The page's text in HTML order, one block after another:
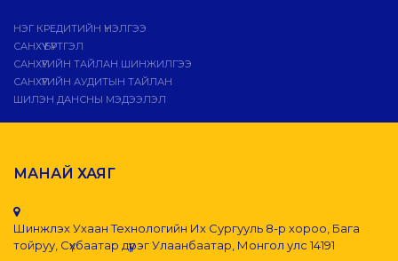
НЭГ КРЕДИТИЙН ҮНЭЛГЭЭ
САНХҮҮ БҮРТГЭЛ
САНХҮҮГИЙН ТАЙЛАН ШИНЖИЛГЭЭ
САНХҮҮГИЙН АУДИТЫН ТАЙЛАН
ШИЛЭН ДАНСНЫ МЭДЭЭЛЭЛ
МАНАЙ ХАЯГ
Шинжлэх Ухаан Технологийн Их Сургууль 8-р хороо, Бага
тойруу, Сүхбаатар дүүрэг Улаанбаатар, Монгол улс 14191